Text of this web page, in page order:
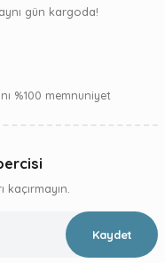
gün kargoda!
%100 memnuniyet
Kaydet